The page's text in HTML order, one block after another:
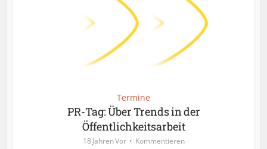
Termine
PR-Tag: Über Trends in der
Öffentlichkeitsarbeit
18 Jahren Vor Kommentieren